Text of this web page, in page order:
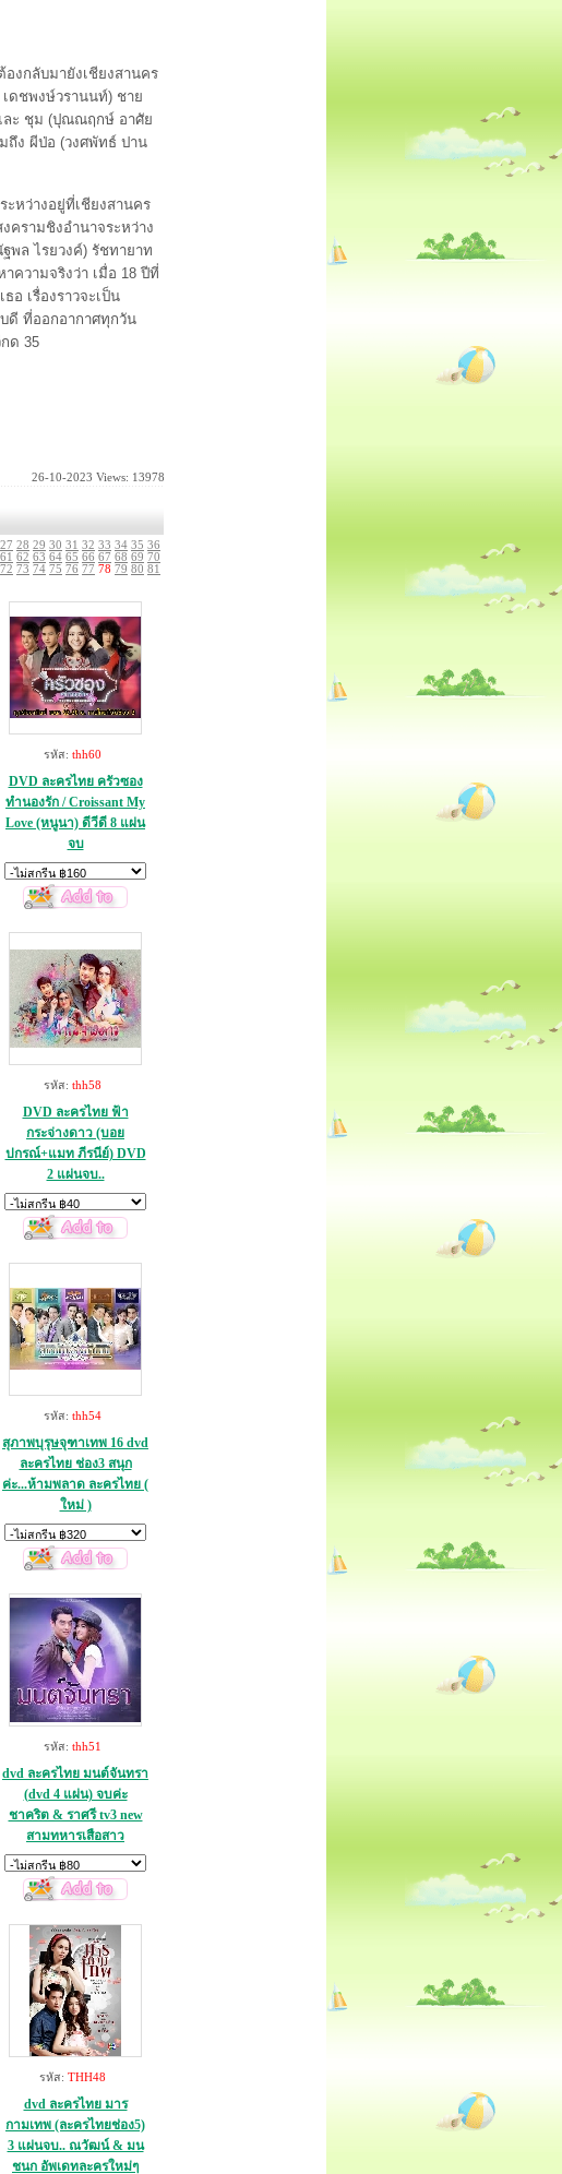
กลับมายังเชียงสานคร
ดชพงษ์วรานนท์) ชาย
ละ ชุม (ปุณณฤกษ์ อาศัย
ถึง ผีป่อ (วงศพัทธ์ ปาน
ว่างอยู่ที่เชียงสานคร
ครามชิงอำนาจระหว่าง
พล ไรยวงค์) รัชทายาท
ความจริงว่า เมื่อ 18 ปีที่
อ เรื่องราวจะเป็น
ดี ที่ออกอากาศทุกวัน
ด 35
26-10-2023 Views: 13978
27 28 29 30 31 32 33 34 35 36
61 62 63 64 65 66 67 68 69 70
72 73 74 75 76 77 78 79 80 81
รหัส: thh60
DVD ละครไทย ครัวซอง
ทำนองรัก / Croissant My
Love (หนูนา) ดีวีดี 8 แผ่น
จบ
รหัส: thh58
DVD ละครไทย ฟ้า
กระจ่างดาว (บอย
ปกรณ์+แมท ภีรนีย์) DVD
2 แผ่นจบ..
รหัส: thh54
สุภาพบุรุษจุฑาเทพ 16 dvd
ละครไทย ช่อง3 สนุก
ค่ะ...ห้ามพลาด ละครไทย (
ใหม่ )
รหัส: thh51
dvd ละครไทย มนต์จันทรา
(dvd 4 แผ่น) จบค่ะ
ชาคริต & ราศรี tv3 new
สามทหารเสือสาว
รหัส: THH48
dvd ละครไทย มาร
กามเทพ (ละครไทยช่อง5)
3 แผ่นจบ.. ณวัฒน์ & มน
ชนก อัพเดทละครใหม่ๆ